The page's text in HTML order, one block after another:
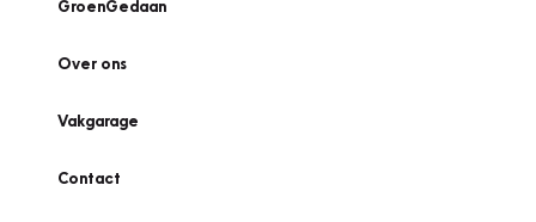
GroenGedaan
Over ons
Vakgarage
Contact